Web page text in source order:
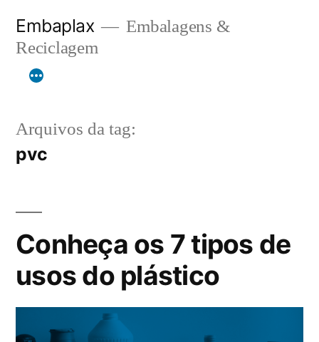
para
Embaplax
Embalagens &
Reciclagem
Arquivos da tag:
pvc
Conheça os 7 tipos de
usos do plástico